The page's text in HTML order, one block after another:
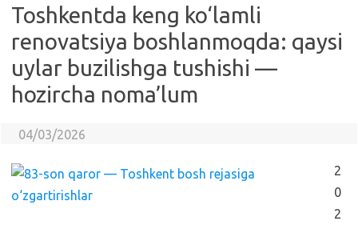
Toshkentda keng ko‘lamli
renovatsiya boshlanmoqda: qaysi
uylar buzilishga tushishi —
hozircha noma’lum
04/03/2026
2
0
2